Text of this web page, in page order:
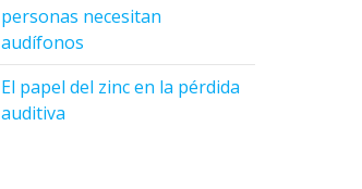
personas necesitan
audífonos
El papel del zinc en la pérdida
auditiva